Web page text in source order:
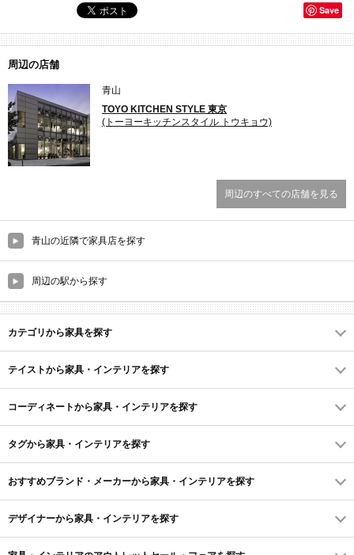
Save
周辺の店舗
青山
TOYO KITCHEN STYLE 東京
(トーヨーキッチンスタイル トウキョウ)
周辺のすべての店舗を見る
青山の近隣で家具店を探す
周辺の駅から探す
カテゴリから家具を探す
テイストから家具・インテリアを探す
コーディネートから家具・インテリアを探す
タグから家具・インテリアを探す
おすすめブランド・メーカーから家具・インテリアを探す
デザイナーから家具・インテリアを探す